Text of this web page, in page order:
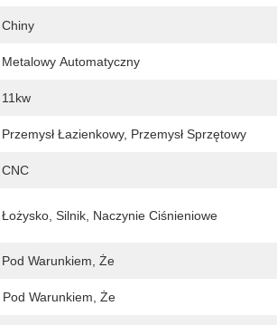
Chiny
Metalowy Automatyczny
11kw
Przemysł Łazienkowy, Przemysł Sprzętowy
CNC
Łożysko, Silnik, Naczynie Ciśnieniowe
Pod Warunkiem, Że
Pod Warunkiem, Że